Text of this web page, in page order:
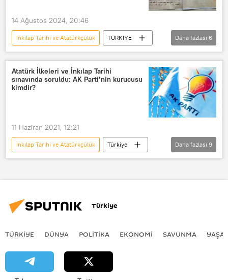
14 Ağustos 2024, 20:46
İnkılap Tarihi ve Atatürkçülük
TÜRKİYE
Mustafa Kemal Atatürk
Atatürk
süt kardeşi
Altınbaş Üniversitesi
Burdur Mehmet Akif Ersoy Üniversitesi
Daha fazlası 6
Atatürk İlkeleri ve İnkılap Tarihi
sınavında soruldu: AK Parti’nin kurucusu
kimdir?
11 Haziran 2021, 12:21
İnkılap Tarihi ve Atatürkçülük
Türkiye
DÜNYA
Haberler
AK Parti
Rahip Brunson
Andrew Brunson
Daha fazlası 9
Türkiye
TÜRKIYE DÜNYA POLİTİKA EKONOMİ SAVUNMA